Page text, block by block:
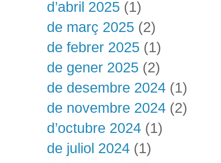
d’abril 2025 (1)
de març 2025 (2)
de febrer 2025 (1)
de gener 2025 (2)
de desembre 2024 (1)
de novembre 2024 (2)
d’octubre 2024 (1)
de juliol 2024 (1)